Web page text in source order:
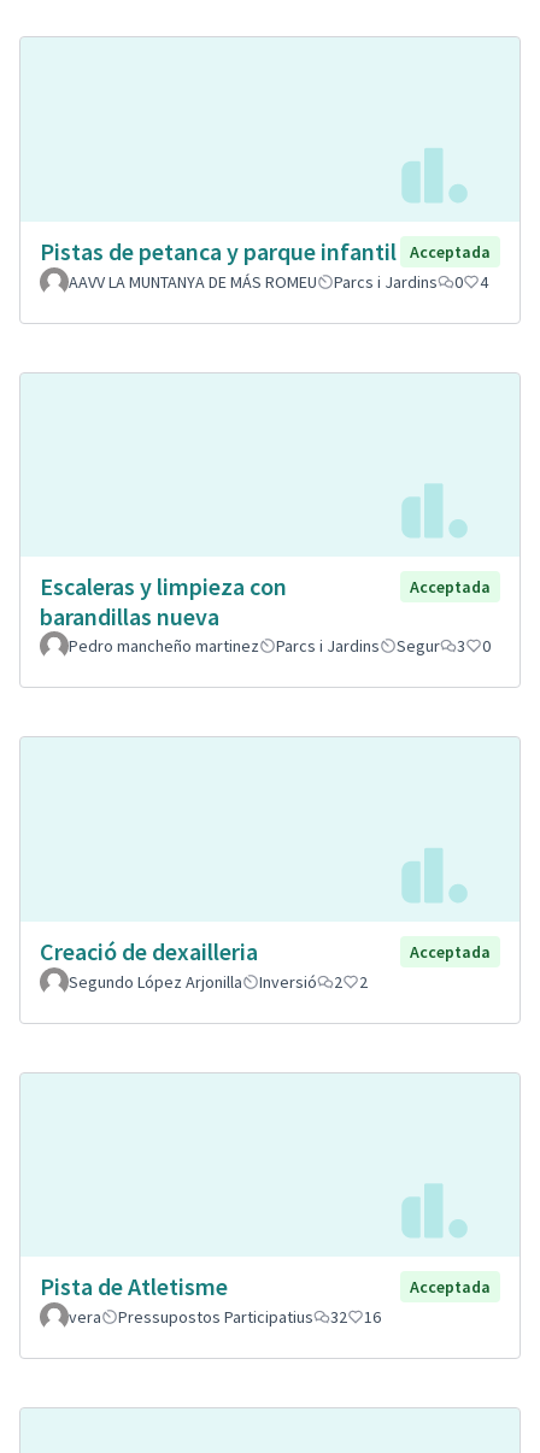
Pistas de petanca y parque infantil
Acceptada
AAVV LA MUNTANYA DE MÁS ROMEU
Parcs i Jardins 0 4
Escaleras y limpieza con
barandillas nueva
Acceptada
Pedro mancheño martinez Parcs i Jardins Segur 3 0
Creació de dexailleria
Acceptada
Segundo López Arjonilla
Inversió 2 2
Pista de Atletisme
Acceptada
vera
Pressupostos Participatius 32 16